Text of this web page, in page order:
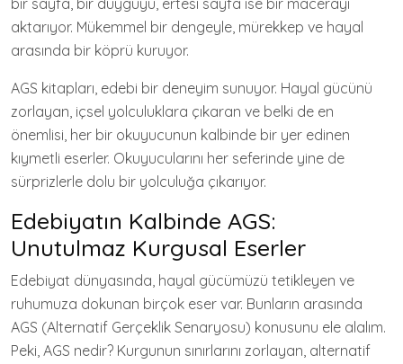
bir sayfa, bir duyguyu, ertesi sayfa ise bir macerayı
aktarıyor. Mükemmel bir dengeyle, mürekkep ve hayal
arasında bir köprü kuruyor.
AGS kitapları, edebi bir deneyim sunuyor. Hayal gücünü
zorlayan, içsel yolculuklara çıkaran ve belki de en
önemlisi, her bir okuyucunun kalbinde bir yer edinen
kıymetli eserler. Okuyucularını her seferinde yine de
sürprizlerle dolu bir yolculuğa çıkarıyor.
Edebiyatın Kalbinde AGS:
Unutulmaz Kurgusal Eserler
Edebiyat dünyasında, hayal gücümüzü tetikleyen ve
ruhumuza dokunan birçok eser var. Bunların arasında
AGS (Alternatif Gerçeklik Senaryosu) konusunu ele alalım.
Peki, AGS nedir? Kurgunun sınırlarını zorlayan, alternatif